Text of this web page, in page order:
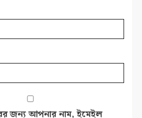
জন্য আপনার নাম, ইমেইল